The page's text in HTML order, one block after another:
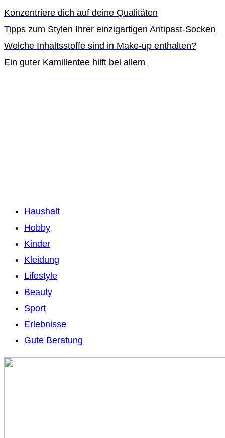
Konzentriere dich auf deine Qualitäten
Tipps zum Stylen Ihrer einzigartigen Antipast-Socken
Welche Inhaltsstoffe sind in Make-up enthalten?
Ein guter Kamillentee hilft bei allem
Haushalt
Hobby
Kinder
Kleidung
Lifestyle
Beauty
Sport
Erlebnisse
Gute Beratung